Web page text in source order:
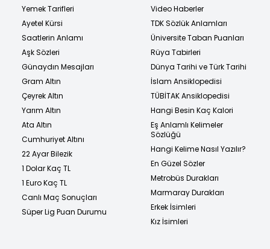
Yemek Tarifleri
Ayetel Kürsi
Saatlerin Anlamı
Aşk Sözleri
Günaydın Mesajları
Gram Altın
Çeyrek Altın
Yarım Altın
Ata Altın
Cumhuriyet Altını
22 Ayar Bilezik
1 Dolar Kaç TL
1 Euro Kaç TL
Canlı Maç Sonuçları
Süper Lig Puan Durumu
Video Haberler
TDK Sözlük Anlamları
Üniversite Taban Puanları
Rüya Tabirleri
Dünya Tarihi ve Türk Tarihi
İslam Ansiklopedisi
TÜBİTAK Ansiklopedisi
Hangi Besin Kaç Kalori
Eş Anlamlı Kelimeler
Sözlüğü
Hangi Kelime Nasıl Yazılır?
En Güzel Sözler
Metrobüs Durakları
Marmaray Durakları
Erkek İsimleri
Kız İsimleri